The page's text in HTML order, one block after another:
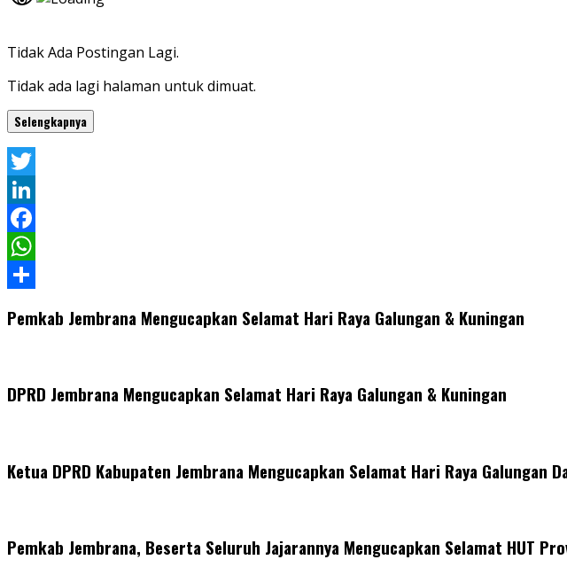
Tidak Ada Postingan Lagi.
Tidak ada lagi halaman untuk dimuat.
Selengkapnya
Twitter
LinkedIn
Facebook
WhatsApp
Pemkab Jembrana Mengucapkan Selamat Hari Raya Galungan & Kuningan
DPRD Jembrana Mengucapkan Selamat Hari Raya Galungan & Kuningan
Ketua DPRD Kabupaten Jembrana Mengucapkan Selamat Hari Raya Galungan
Pemkab Jembrana, Beserta Seluruh Jajarannya Mengucapkan Selamat HUT